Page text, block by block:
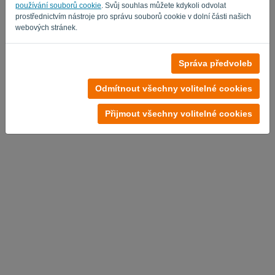
používání souborů cookie . Svůj souhlas můžete kdykoli odvolat
prostřednictvím nástroje pro správu souborů cookie v dolní části našich
webových stránek.
Správa předvoleb
Odmítnout všechny volitelné cookies
Přijmout všechny volitelné cookies
Vyzkoušejte nyní zdarma
Zásady ochrany osobních údajů-Podmínky